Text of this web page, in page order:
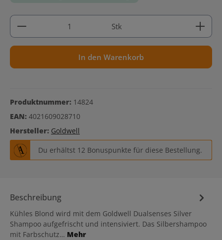
Produkt Anzahl: Gib den gewünschten Wert ein
Stk
In den Warenkorb
Produktnummer: 14824
EAN: 4021609028710
Hersteller: Goldwell
Du erhältst 12 Bonuspunkte für diese Bestellung.
Beschreibung
Kühles Blond wird mit dem Goldwell Dualsenses Silver
Shampoo aufgefrischt und intensiviert. Das Silbershampoo
mit Farbschutz… Mehr